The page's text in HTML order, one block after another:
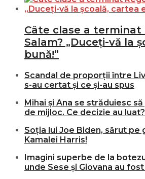
Câte clase a terminat
Salam? „Duceți-vă la
bună!”
Scandal de proporții între
s-au certat și ce și-au spus
Mihai și Ana se străduiesc
de mijloc. Ce decizie au luat?
Soția lui Joe Biden, sărut pe
Kamalei Harris!
Imagini superbe de la
unde Sese și Giovana au fost